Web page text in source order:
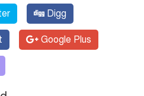
Digg
Google Plus